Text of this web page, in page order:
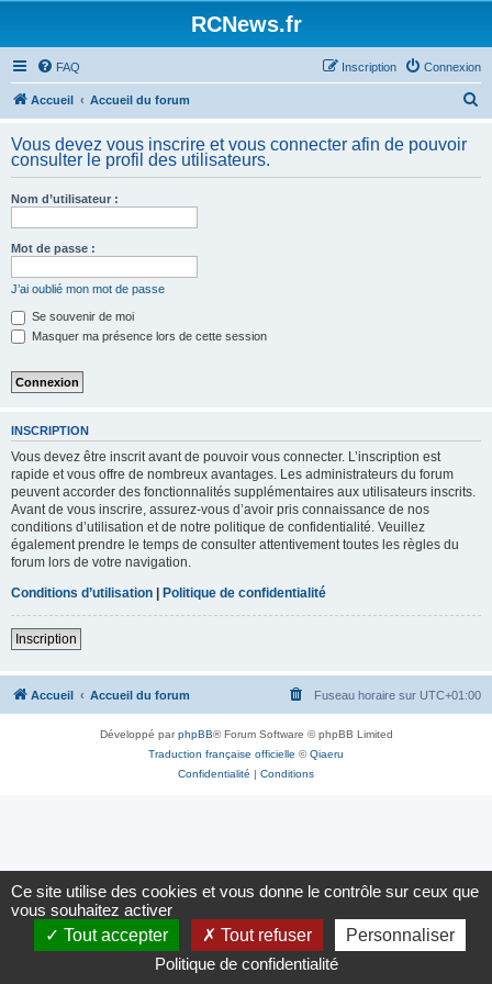
RCNews.fr
FAQ Connexion
Inscription
Accueil Accueil du forum
h
Vous devez vous inscrire et vous connecter afin de pouvoir
consulter le profil des utilisateurs.
Nom d’utilisateur :
Mot de passe :
J’ai oublié mon mot de passe
Se souvenir de moi
Masquer ma présence lors de cette session
INSCRIPTION
Vous devez être inscrit avant de pouvoir vous connecter. L’inscription est
rapide et vous offre de nombreux avantages. Les administrateurs du forum
peuvent accorder des fonctionnalités supplémentaires aux utilisateurs inscrits.
Avant de vous inscrire, assurez-vous d’avoir pris connaissance de nos
conditions d’utilisation et de notre politique de confidentialité. Veuillez
également prendre le temps de consulter attentivement toutes les règles du
forum lors de votre navigation.
Conditions d’utilisation | Politique de confidentialité
Inscription
Accueil Accueil du forum Fuseau horaire sur UTC+01:00
Développé parphpBB® Forum Software © phpBB Limited
Traduction française officielle ©Qiaeru
Confidentialité | Conditions
Panneau de gestion des cookies
Ce site utilise des cookies et vous donne le contrôle sur ceux que
vous souhaitez activer
Tout accepter
Tout refuser
Personnaliser
Politique de confidentialité